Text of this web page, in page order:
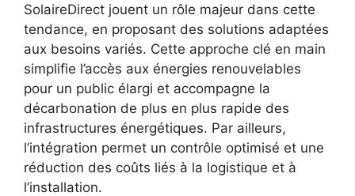
SolaireDirect jouent un rôle majeur dans cette
tendance, en proposant des solutions adaptées
aux besoins variés. Cette approche clé en main
simplifie l’accès aux énergies renouvelables
pour un public élargi et accompagne la
décarbonation de plus en plus rapide des
infrastructures énergétiques. Par ailleurs,
l’intégration permet un contrôle optimisé et une
réduction des coûts liés à la logistique et à
l’installation.